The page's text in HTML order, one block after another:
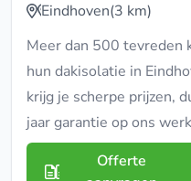
Eindhoven(3 km)
Meer dan 500 tevreden
hun dakisolatie in
krijg je scherpe prijzen,
jaar garantie op ons
Offerte